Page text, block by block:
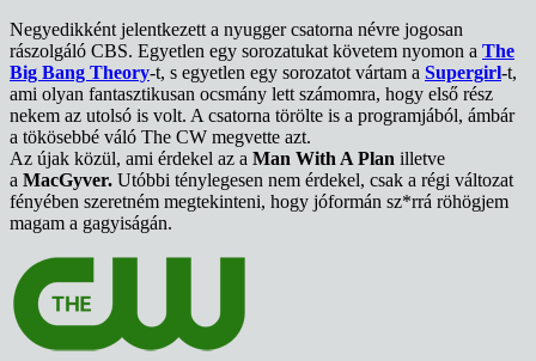
Negyedikként jelentkezett a nyugger csatorna névre jogosan
rászolgáló CBS. Egyetlen egy sorozatukat követem nyomon a The
Big Bang Theory-t, s egyetlen egy sorozatot vártam a Supergirl-t,
ami olyan fantasztikusan ocsmány lett számomra, hogy első rész
nekem az utolsó is volt. A csatorna törölte is a programjából, ámbár
a tökösebbé váló The CW megvette azt.
Az újak közül, ami érdekel az a Man With A Plan illetve
a MacGyver. Utóbbi ténylegesen nem érdekel, csak a régi változat
fényében szeretném megtekinteni, hogy jóformán sz*rrá röhögjem
magam a gagyiságán.